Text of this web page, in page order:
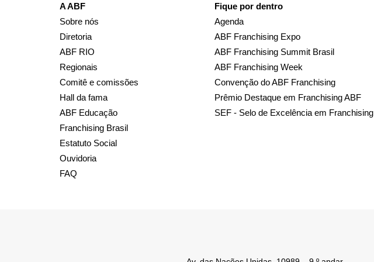
A ABF
Sobre nós
Diretoria
ABF RIO
Regionais
Comitê e comissões
Hall da fama
ABF Educação
Franchising Brasil
Estatuto Social
Ouvidoria
FAQ
Fique por dentro
Agenda
ABF Franchising Expo
ABF Franchising Summit Brasil
ABF Franchising Week
Convenção do ABF Franchising
Prêmio Destaque em Franchising ABF
SEF - Selo de Excelência em Franchising